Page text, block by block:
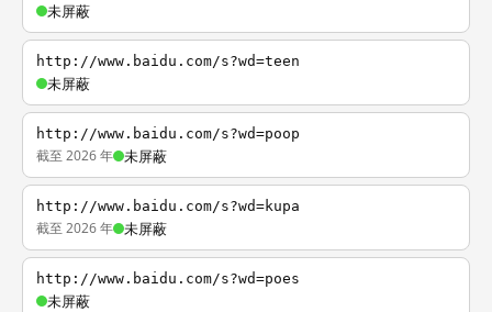
未屏蔽
http://www.baidu.com/s?wd=teen
未屏蔽
http://www.baidu.com/s?wd=poop
截至 2026 年 未屏蔽
http://www.baidu.com/s?wd=kupa
截至 2026 年 未屏蔽
http://www.baidu.com/s?wd=poes
未屏蔽